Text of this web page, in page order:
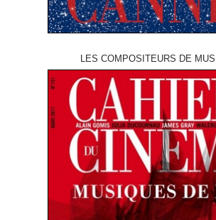
LES COMPOSITEURS DE